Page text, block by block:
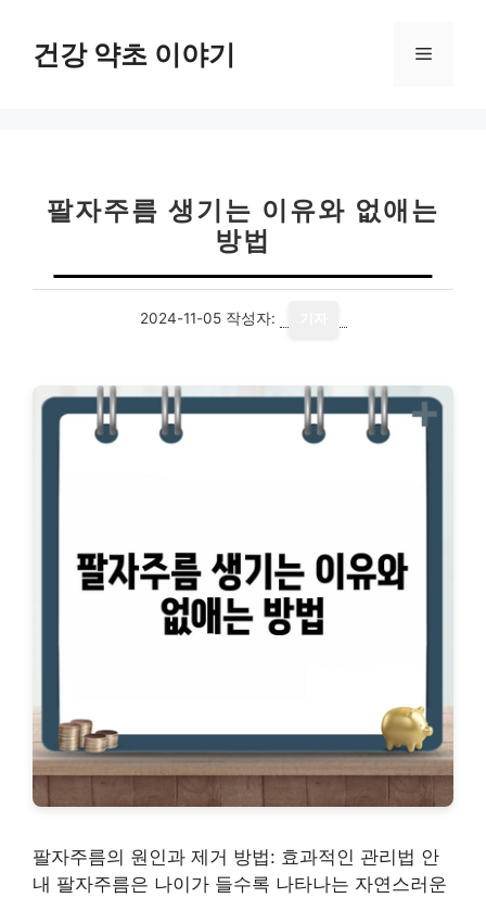
건강 약초 이야기 메
팔자주름 생기는 이유와 없애는
방법
2024-11-05 작성자:
팔자주름의 원인과 제거 방법: 효과적인 관리법 안
내 팔자주름은 나이가 들수록 나타나는 자연스러운